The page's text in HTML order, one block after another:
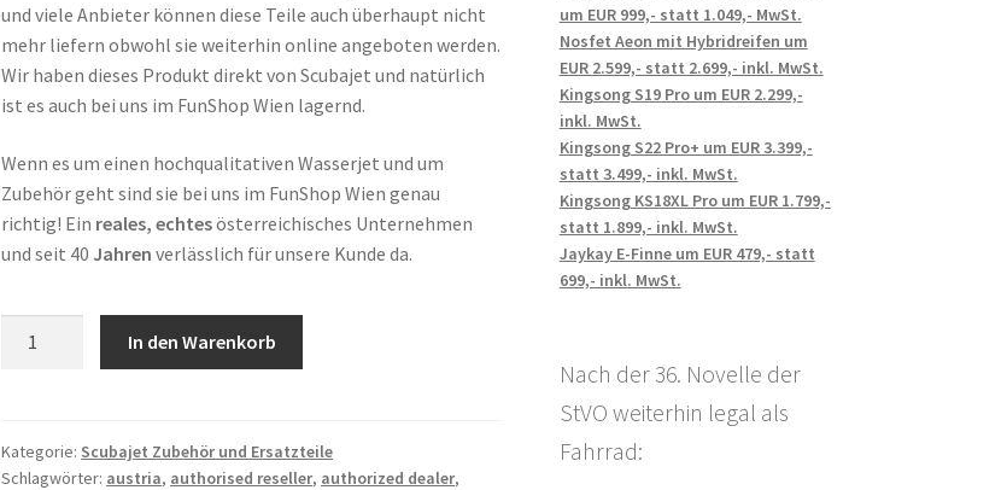
und viele Anbieter können diese Teile auch überhaupt nicht
mehr liefern obwohl sie weiterhin online angeboten werden.
Wir haben dieses Produkt direkt von Scubajet und natürlich
ist es auch bei uns im FunShop Wien lagernd.
Wenn es um einen hochqualitativen Wasserjet und um
Zubehör geht sind sie bei uns im FunShop Wien genau
richtig! Ein reales, echtesösterreichisches Unternehmen
und seit 40 Jahren verlässlich für unsere Kunde da.
Menge
In den Warenkorb
Kategorie: Scubajet Zubehör und Ersatzteile
Schlagwörter: austria, authorised reseller, authorized dealer,
um EUR 999,- statt 1.049,- MwSt.
Nosfet Aeon mit Hybridreifen um
EUR 2.599,- statt 2.699,- inkl. MwSt.
Kingsong S19 Pro um EUR 2.299,-
inkl. MwSt.
Kingsong S22 Pro+ um EUR 3.399,-
statt 3.499,- inkl. MwSt.
Kingsong KS18XL Pro um EUR 1.799,-
statt 1.899,- inkl. MwSt.
Jaykay E-Finne um EUR 479,- statt
699,- inkl. MwSt.
Nach der 36. Novelle der
StVO weiterhin legal als
Fahrrad: